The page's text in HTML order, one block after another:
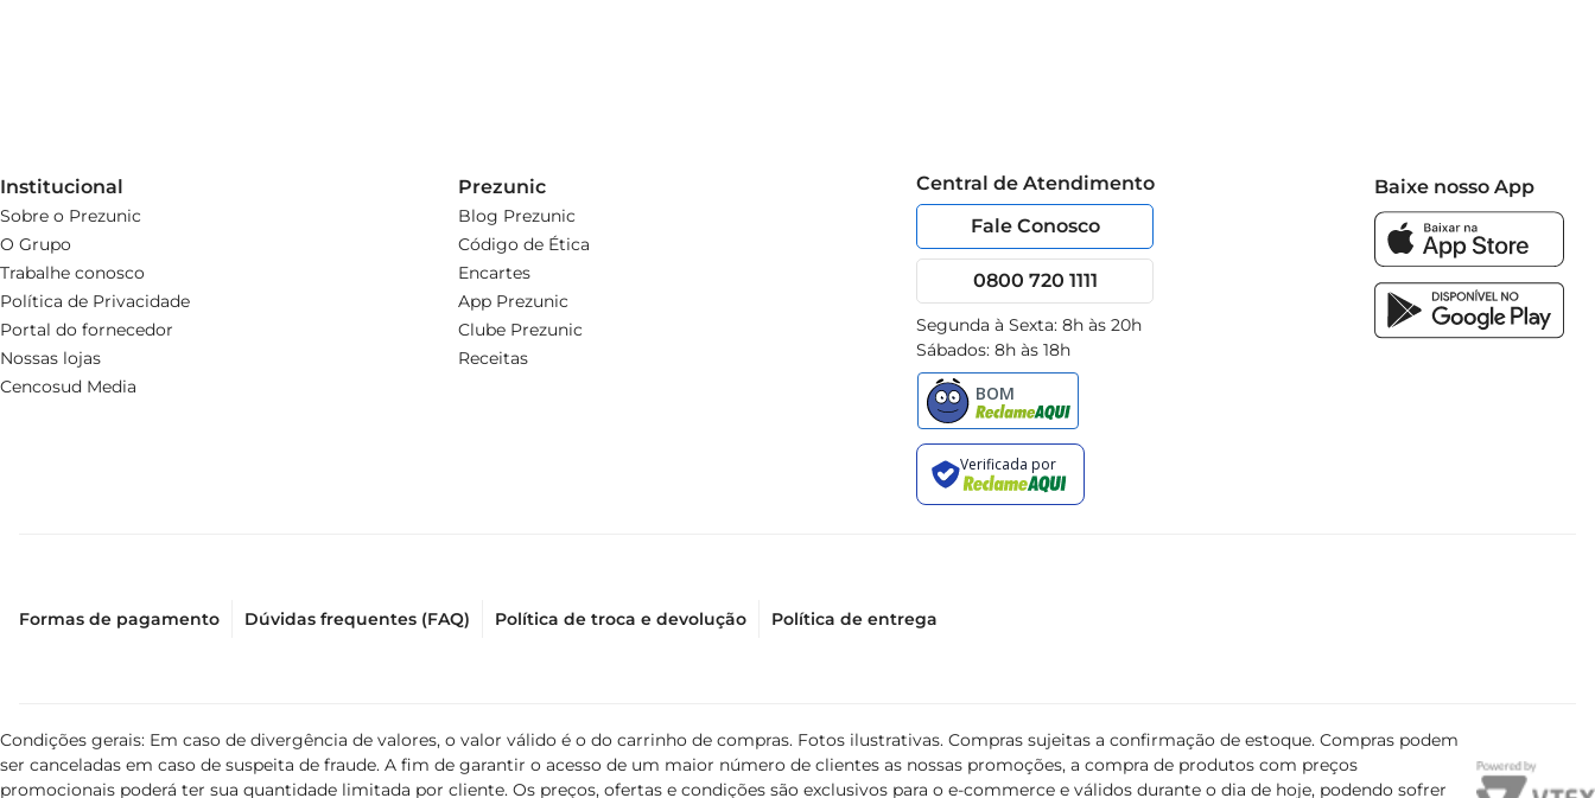
Institucional
Sobre o Prezunic
O Grupo
Trabalhe conosco
Política de Privacidade
Portal do fornecedor
Nossas lojas
Cencosud Media
Prezunic
Blog Prezunic
Código de Ética
Encartes
App Prezunic
Clube Prezunic
Receitas
Central de Atendimento
Fale Conosco
0800 720 1111
Segunda à Sexta: 8h às 20h
Sábados: 8h às 18h
Baixe nosso App
Formas de pagamento Dúvidas frequentes (FAQ) Política de troca e devolução Política de entrega
Condições gerais: Em caso de divergência de valores, o valor válido é o do carrinho de compras. Fotos ilustrativas. Compras sujeitas a confirmação de estoque. Compras podem
ser canceladas em caso de suspeita de fraude. A fim de garantir o acesso de um maior número de clientes as nossas promoções, a compra de produtos com preços
promocionais poderá ter sua quantidade limitada por cliente. Os preços, ofertas e condições são exclusivos para o e-commerce e válidos durante o dia de hoje, podendo sofrer